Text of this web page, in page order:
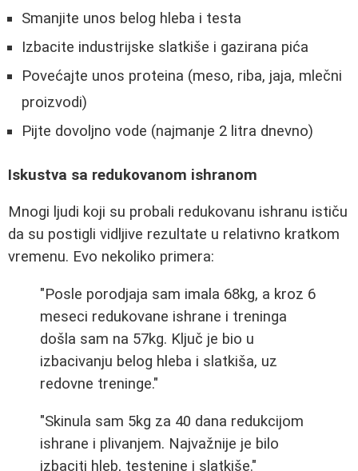
Smanjite unos belog hleba i testa
Izbacite industrijske slatkiše i gazirana pića
Povećajte unos proteina (meso, riba, jaja, mlečni
proizvodi)
Pijte dovoljno vode (najmanje 2 litra dnevno)
Iskustva sa redukovanom ishranom
Mnogi ljudi koji su probali redukovanu ishranu ističu
da su postigli vidljive rezultate u relativno kratkom
vremenu. Evo nekoliko primera:
"Posle porodjaja sam imala 68kg, a kroz 6
meseci redukovane ishrane i treninga
došla sam na 57kg. Ključ je bio u
izbacivanju belog hleba i slatkiša, uz
redovne treninge."
"Skinula sam 5kg za 40 dana redukcijom
ishrane i plivanjem. Najvažnije je bilo
izbaciti hleb, testenine i slatkiše."